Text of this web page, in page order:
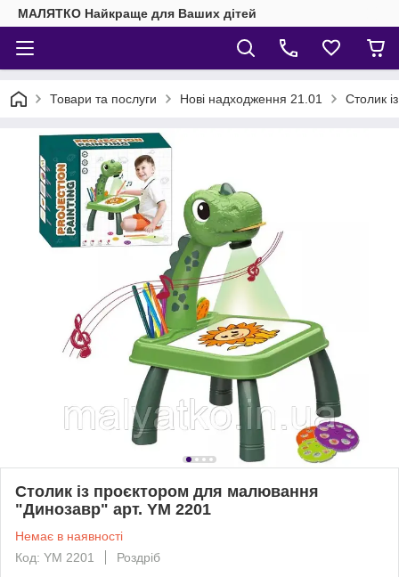
МАЛЯТКО Найкраще для Ваших дітей
Товари та послуги Нові надходження 21.01 Столик
Столик із проєктором для малювання
"Динозавр" арт. YM 2201
Немає в наявності
Код: YM 2201
Роздріб